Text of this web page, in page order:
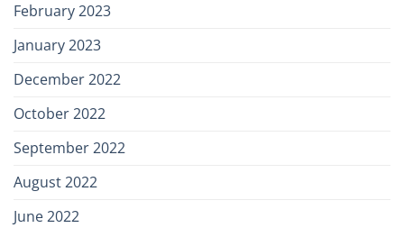
February 2023
January 2023
December 2022
October 2022
September 2022
August 2022
June 2022